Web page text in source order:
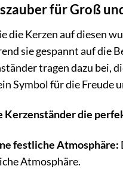
für Groß
die Kerzen auf diesen
sie gespannt auf die
tragen dazu bei,
Symbol für die
Kerzenständer die
festliche Atmosphäre:
Atmosphäre.